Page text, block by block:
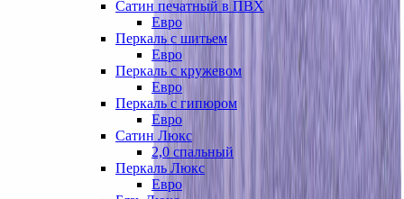
Сатин печатный в ПВХ
Евро
Перкаль с шитьем
Евро
Перкаль с кружевом
Евро
Перкаль с гипюром
Евро
Сатин Люкс
2,0 спальный
Перкаль Люкс
Евро